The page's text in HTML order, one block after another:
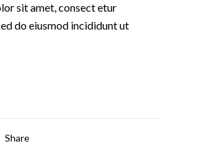
sit amet, consect etur
do eiusmod incididunt ut
Share